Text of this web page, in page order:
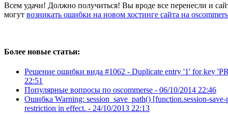
Всем удачи! Должно получиться! Вы вроде все перенесли и
могут возникать ошибки на новом хостинге сайта на
Более новые статьи:
Решение ошибки вида #1062 - Duplicate entry '1' for key
22:51
Популярные вопросы по oscommerse - 06/10/2014 22:46
Ошибка Warning: session_save_path() [function.session-save-
restriction in effect. - 24/10/2013 22:13